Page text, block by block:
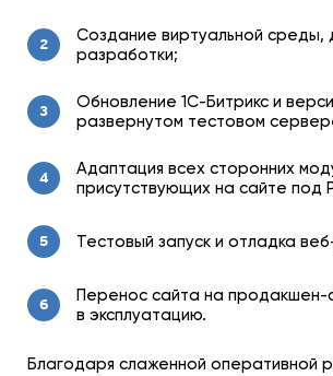
2
Создание виртуальной среды,
разработки;
3
Обновление 1С-Битрикс и
развернутом тестовом
4
Адаптация всех сторонних
присутствующих на сайте под
5 Тестовый запуск и отладка
6
Перенос сайта на продакшен-
в эксплуатацию.
Благодаря слаженной оперативной